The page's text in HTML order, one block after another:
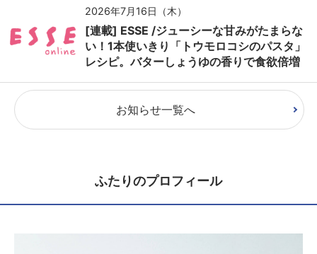
2026年7月16日（木）
[連載] ESSE /ジューシーな甘みがたまらな
い！1本使いきり「トウモロコシのパスタ」
レシピ。バターしょうゆの香りで食欲倍増
お知らせ一覧へ
ふたりのプロフィール